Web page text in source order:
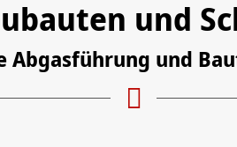
und
Abgasführung und